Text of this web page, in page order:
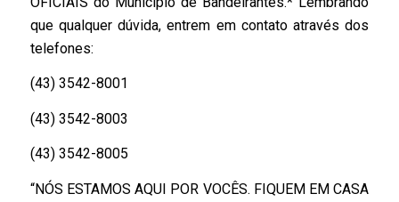
que qualquer dúvida, entrem em contato através dos
telefones:
(43) 3542-8001
(43) 3542-8003
(43) 3542-8005
“NÓS ESTAMOS AQUI POR VOCÊS. FIQUEM EM CASA